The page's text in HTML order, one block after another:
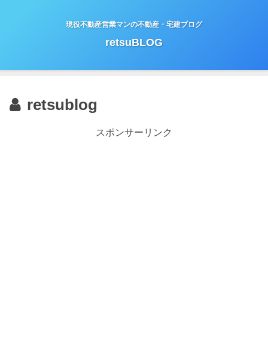
現役不動産営業マンの不動産・宅建ブログ
retsuBLOG
retsublog
スポンサーリンク